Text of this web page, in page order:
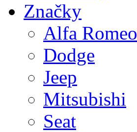
Značky
Alfa Romeo
Dodge
Jeep
Mitsubishi
Seat